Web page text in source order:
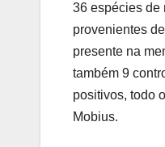
36 espécies de
provenientes
presente na
também 9
positivos, todo
Mobius.